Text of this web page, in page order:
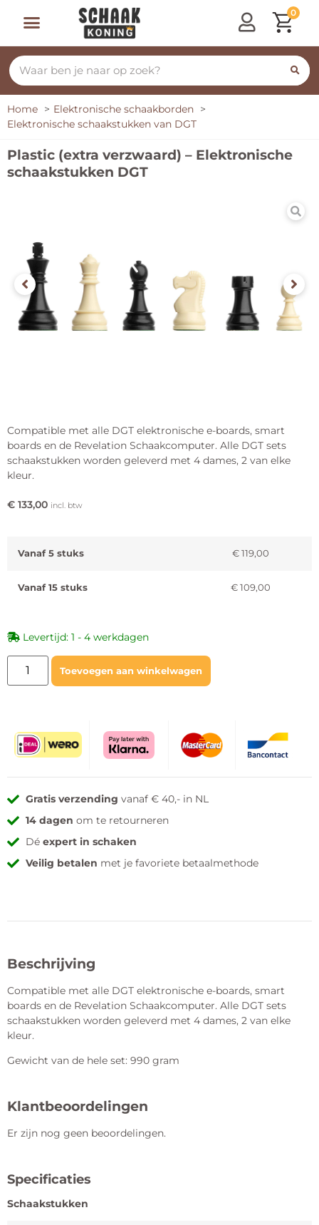
0
Home
Elektronische schaakborden
Elektronische schaakstukken van DGT
Plastic (extra verzwaard) – Elektronische
schaakstukken DGT
Compatible met alle DGT elektronische e-boards, smart
boards en de Revelation Schaakcomputer. Alle DGT sets
schaakstukken worden geleverd met 4 dames, 2 van elke
kleur.
€ 133,00 incl. btw
Vanaf 5 stuks € 119,00
Vanaf 15 stuks € 109,00
Levertijd: 1 - 4 werkdagen
Toevoegen aan winkelwagen
Gratis verzending vanaf € 40,- in NL
14 dagen om te retourneren
Déexpert in schaken
Veilig betalen met je favoriete betaalmethode
Beschrijving
Compatible met alle DGT elektronische e-boards, smart
boards en de Revelation Schaakcomputer. Alle DGT sets
schaakstukken worden geleverd met 4 dames, 2 van elke
kleur.
Gewicht van de hele set: 990 gram
Klantbeoordelingen
Er zijn nog geen beoordelingen.
Specificaties
Schaakstukken